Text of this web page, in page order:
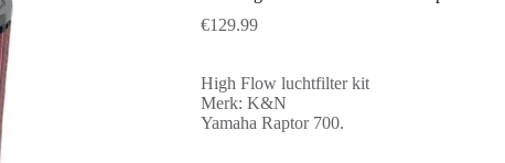
€129.99
High Flow luchtfilter kit
Merk: K&N
Yamaha Raptor 700.